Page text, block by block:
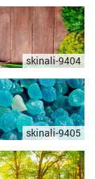
skinali-9404
skinali-9405